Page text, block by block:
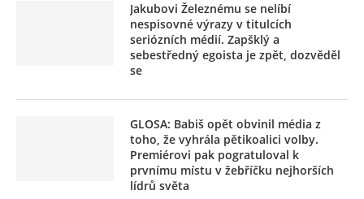
Jakubovi Železnému se nelíbí
nespisovné výrazy v titulcích
seriózních médií. Zapšklý a
sebestředný egoista je zpět, dozvěděl
se
GLOSA: Babiš opět obvinil média z
toho, že vyhrála pětikoalici volby.
Premiérovi pak pogratuloval k
prvnímu místu v žebříčku nejhorších
lídrů světa